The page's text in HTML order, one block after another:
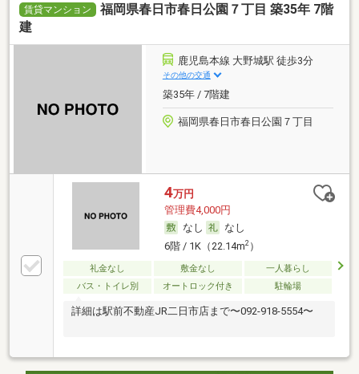
賃貸マンション
福岡県春日市春日公園７丁目 築35年 7階
建
鹿児島本線 大野城駅 徒歩3分
その他の交通
築35年 / 7階建
福岡県春日市春日公園７丁目
4万円
管理費4,000円
なし
なし
6階 / 1K（22.14m2）
礼金なし 敷金なし
一人暮らし
バス・トイレ別
オートロック付き 駐輪場
詳細は駅前不動産JR二日市店まで〜092-918-5554〜